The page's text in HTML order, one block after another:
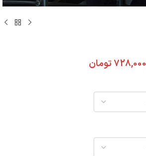
728,000تومان